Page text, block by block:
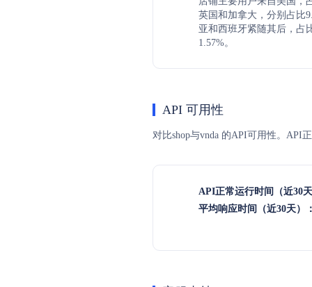
英国和加拿大，分别占比
亚和西班牙紧随其后，占
1.57%。
API 可用性
对比shop与vnda 的API可用性。API
API正常运行时间（近30
平均响应时间（近30天）